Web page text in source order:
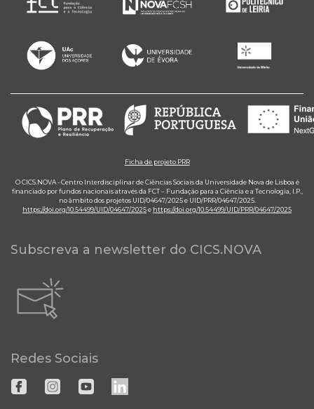
Ficha de projeto PRR
O CICS.NOVA - Centro Interdisciplinar de Ciências Sociais da Universidade Nova de Lisboa é
financiado por fundos nacionais através da FCT – Fundação para a Ciência e a Tecnologia, I.P.,
no âmbito dos projetos UID/04647/2025 e UID/PRR/04647/2025.
https://doi.org/10.54499/UID/04647/2025e https://doi.org/10.54499/UID/PRR/04647/2025
Subscreva a newsletter do CICS.NOVA
Redes Sociais